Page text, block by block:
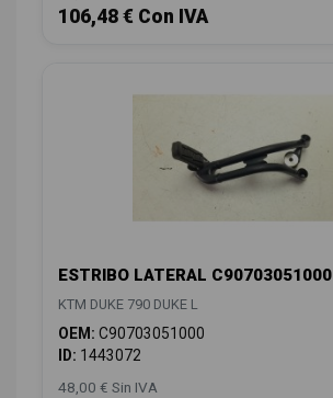
106,48 € Con IVA
ESTRIBO LATERAL C90703051000
KTM DUKE 790 DUKE L
OEM: C90703051000
ID: 1443072
48,00 € Sin IVA